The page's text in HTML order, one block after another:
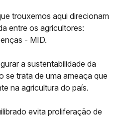
trouxemos aqui direcionam
entre os agricultores:
- MID.
a sustentabilidade da
se trata de uma ameaça que
na agricultura do país.
evita proliferação de